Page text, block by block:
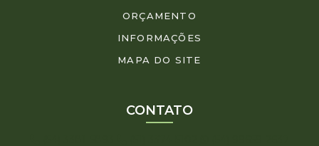
ORÇAMENTO
INFORMAÇÕES
MAPA DO SITE
CONTATO